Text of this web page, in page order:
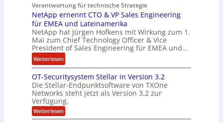
e
i
n
e
L
ö
s
u
n
g
i
r
d
F
i
n
a
n
z
c
h
n
g
n
e
e
r
i
n
g
-
S
p
Verantwortung für technische Strategie
NetApp ernennt CTO & VP Sales Engineering
für EMEA und Lateinamerika
NetApp hat Jürgen Hofkens mit Wirkung zum 1.
Mai zum Chief Technology Officer & Vice
President of Sales Engineering für EMEA und…
Weiterlesen:
N
e
t
A
p
p
OT-Securitysystem Stellar in Version 3.2
Die Stellar-Endpunktsoftware von TXOne
Networks steht jetzt als Version 3.2 zur
Verfügung.
Weiterlesen:
O